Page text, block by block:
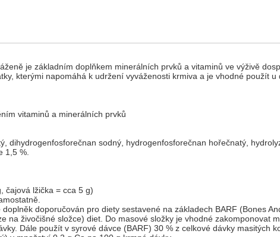
je základním doplňkem minerálních prvků a vitaminů ve výživě
kterými napomáhá k udržení vyváženosti krmiva a je vhodné použít u
vitaminů a minerálních prvků
dihydrogenfosforečnan sodný, hydrogenfosforečnan hořečnatý,
1,5 %.
čajová lžička = cca 5 g)
doporučován pro diety sestavené na základech BARF (Bones
na živočišné složce) diet. Do masové složky je vhodné zakomponovat
Dále použít v syrové dávce (BARF) 30 % z celkové dávky masitých